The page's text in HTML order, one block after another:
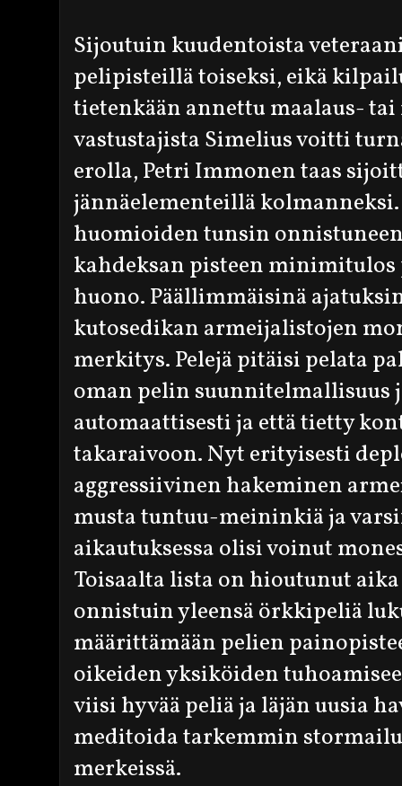
Sijoutuin kuudentoista
pelipisteillä toiseksi, eikä
tietenkään annettu maalaus-
vastustajista Simelius voitti
erolla, Petri Immonen taas
jännäelementeillä
huomioiden tunsin
kahdeksan pisteen minimitulos
huono. Päällimmäisinä
kutosedikan armeijalistojen
merkitys. Pelejä pitäisi pelata
oman pelin suunnitelmallisuus
automaattisesti ja että tietty
takaraivoon. Nyt erityisesti
aggressiivinen hakeminen
musta tuntuu-meininkiä ja
aikautuksessa olisi voinut
Toisaalta lista on hioutunut
onnistuin yleensä örkkipeliä
määrittämään pelien
oikeiden yksiköiden
viisi hyvää peliä ja läjän uusia
meditoida tarkemmin
merkeissä.